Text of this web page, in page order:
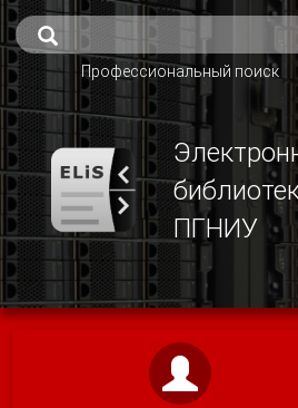
Профессиональный поиск
ПГНИУ